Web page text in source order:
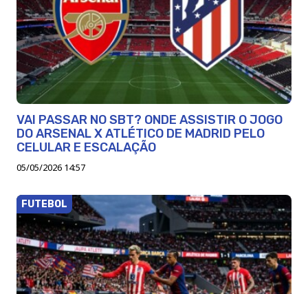
VAI PASSAR NO SBT? ONDE ASSISTIR O JOGO
DO ARSENAL X ATLÉTICO DE MADRID PELO
CELULAR E ESCALAÇÃO
05/05/2026 14:57
FUTEBOL